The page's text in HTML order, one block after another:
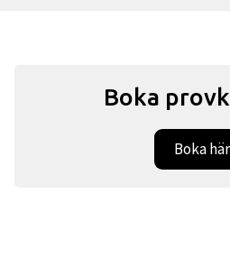
Boka
Boka här